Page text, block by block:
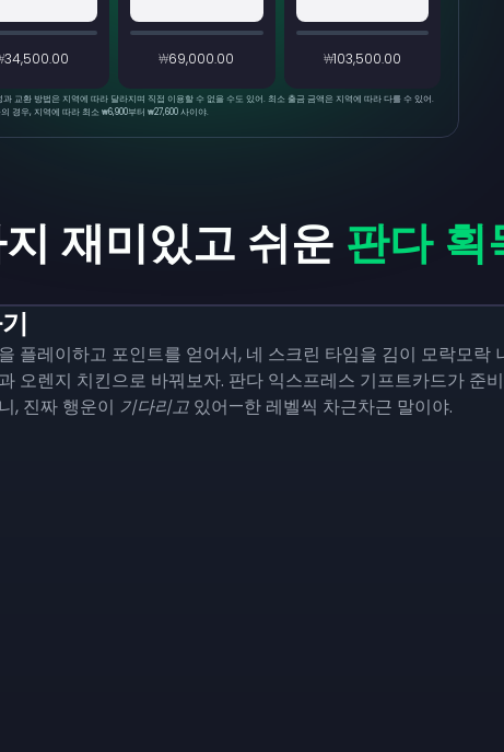
₩69,000.00 ₩103,500.00
과 교환 방법은 지역에 따라 달라지며 직접 이용할 수 없을 수도 있어. 최소 출금 금액은 지역에 따라 다를 수 있어.
경우, 지역에 따라 최소 ₩6,900부터 ₩27,600 사이야.
재미있고 쉬운 판다 획
플레이하고 포인트를 얻어서, 네 스크린 타임을 김이 모락모락
오렌지 치킨으로 바꿔보자. 판다 익스프레스 기프트카드가 준
, 진짜 행운이 기다리고 있어—한 레벨씩 차근차근 말이야.